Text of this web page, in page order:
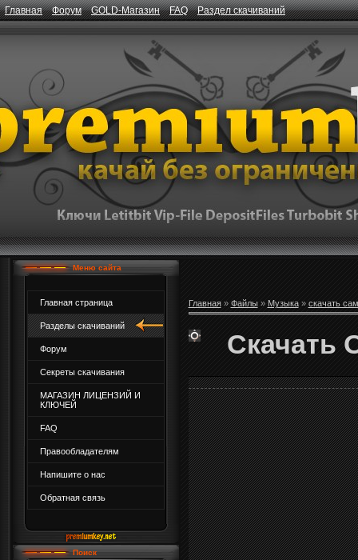
Главная Форум GOLD-Магазин FAQ Раздел скачиваний
Меню сайта
Главная страница
Разделы скачиваний
Форум
Секреты скачивания
МАГАЗИН ЛИЦЕНЗИЙ И
КЛЮЧЕЙ
FAQ
Правообладателям
Напишите о нас
Обратная связь
Поиск
Главная» Файлы» Музыка» скачать
Скачать